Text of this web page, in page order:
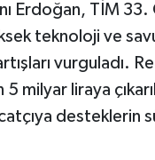
Erdoğan, TİM 33.
teknoloji ve
vurguladı.
milyar liraya
desteklerin